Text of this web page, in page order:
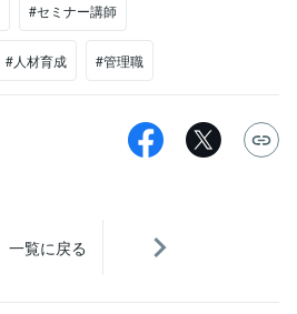
#セミナー講師
#人材育成 #管理職
一覧に戻る